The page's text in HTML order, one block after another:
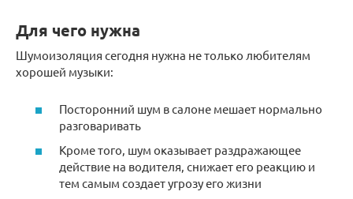
Для чего нужна
Шумоизоляция сегодня нужна не только любителям
хорошей музыки:
Посторонний шум в салоне мешает нормально
разговаривать
Кроме того, шум оказывает раздражающее
действие на водителя, снижает его реакцию и
тем самым создает угрозу его жизни